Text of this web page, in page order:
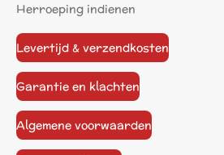
Herroeping indienen
Levertijd & verzendkosten
Garantie en klachten
Algemene voorwaarden